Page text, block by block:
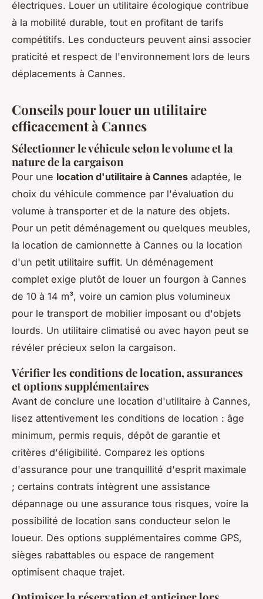
électriques. Louer un utilitaire écologique contribue
à la mobilité durable, tout en profitant de tarifs
compétitifs. Les conducteurs peuvent ainsi associer
praticité et respect de l'environnement lors de leurs
déplacements à Cannes.
Conseils pour louer un utilitaire
efficacement à Cannes
Sélectionner le véhicule selon le volume et la
nature de la cargaison
Pour une location d'utilitaire à Cannes adaptée, le
choix du véhicule commence par l'évaluation du
volume à transporter et de la nature des objets.
Pour un petit déménagement ou quelques meubles,
la location de camionnette à Cannes ou la location
d'un petit utilitaire suffit. Un déménagement
complet exige plutôt de louer un fourgon à Cannes
de 10 à 14 m³, voire un camion plus volumineux
pour le transport de mobilier imposant ou d'objets
lourds. Un utilitaire climatisé ou avec hayon peut se
révéler précieux selon la cargaison.
Vérifier les conditions de location, assurances
et options supplémentaires
Avant de conclure une location d'utilitaire à Cannes,
lisez attentivement les conditions de location : âge
minimum, permis requis, dépôt de garantie et
critères d'éligibilité. Comparez les options
d'assurance pour une tranquillité d'esprit maximale
; certains contrats intègrent une assistance
dépannage ou une assurance tous risques, voire la
possibilité de location sans conducteur selon le
loueur. Des options supplémentaires comme GPS,
sièges rabattables ou espace de rangement
optimisent chaque trajet.